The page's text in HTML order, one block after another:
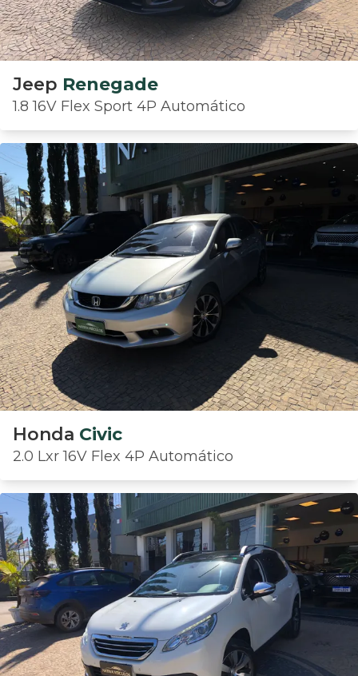
Jeep Renegade
1.8 16V Flex Sport 4P Automático
Honda Civic
2.0 Lxr 16V Flex 4P Automático